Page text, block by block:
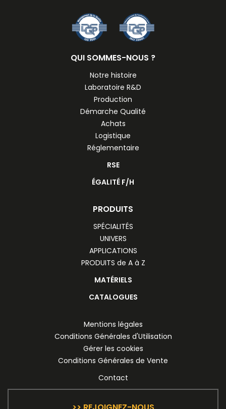
QUI SOMMES-NOUS ?
Notre histoire
Laboratoire R&D
Production
Démarche Qualité
Achats
Logistique
Réglementaire
RSE
ÉGALITÉ F/H
PRODUITS
SPÉCIALITÉS
UNIVERS
APPLICATIONS
PRODUITS de A à Z
MATÉRIELS
CATALOGUES
Mentions légales
Conditions Générales d'Utilisation
Gérer les cookies
Conditions Générales de Vente
Contact